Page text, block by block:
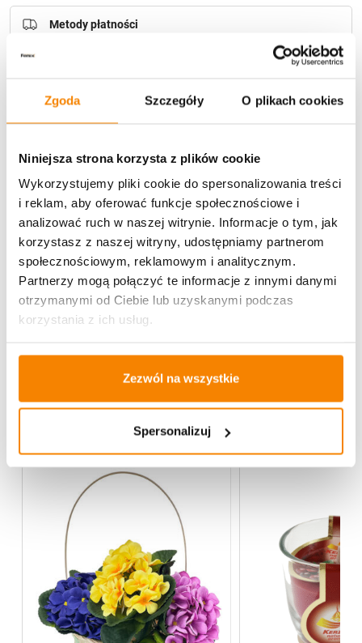
Zgoda Szczegóły O plikach cookies
Niniejsza strona korzysta z plików cookie
Wykorzystujemy pliki cookie do spersonalizowania treści
i reklam, aby oferować funkcje społecznościowe i
analizować ruch w naszej witrynie. Informacje o tym, jak
korzystasz z naszej witryny, udostępniamy partnerom
społecznościowym, reklamowym i analitycznym.
Partnerzy mogą połączyć te informacje z innymi danymi
otrzymanymi od Ciebie lub uzyskanymi podczas
korzystania z ich usług.
Zezwól na wszystkie
Spersonalizuj
Potrzebujesz większą ilość? Zapraszamy do naszej
hurtowniiPrzejdź do hurtowni B2B
Metody płatności
Opis produktu
Specyfikacja
Więcej z kategorii FENIX Home Decor